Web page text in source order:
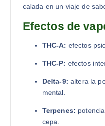
calada en un viaje de
Efectos de
THC-A: efectos
THC-P: efectos
Delta-9: altera la
mental.
Terpenes:
cepa.